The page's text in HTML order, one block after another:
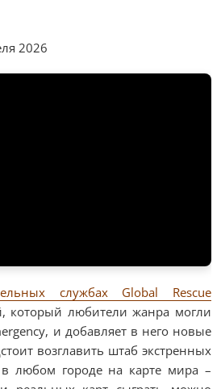
2026
службах Global Rescue
который любители жанра могли
и добавляет в него новые
возглавить штаб экстренных
любом городе на карте мира –